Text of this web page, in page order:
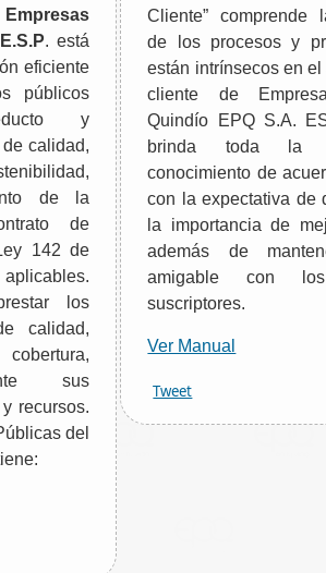
Empresas
. está
eficiente
públicos
y
calidad,
de la
de
142 de
los
calidad,
sus
recursos.
del
Cliente” comprende
de los procesos y
están intrínsecos en el
cliente de
Quindío EPQ S.A.
brinda toda la
conocimiento de
con la expectativa de
la importancia de
además de
amigable con
suscriptores.
Ver Manual
Tweet